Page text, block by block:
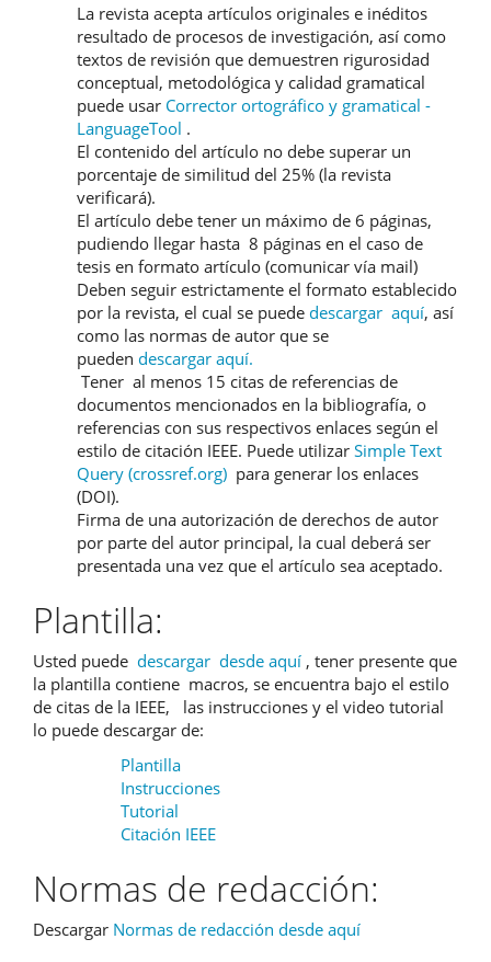
La revista acepta artículos originales e inéditos
resultado de procesos de investigación, así como
textos de revisión que demuestren rigurosidad
conceptual, metodológica y calidad gramatical
puede usar Corrector ortográfico y gramatical -
LanguageTool .
El contenido del artículo no debe superar un
porcentaje de similitud del 25% (la revista
verificará).
El artículo debe tener un máximo de 6 páginas,
pudiendo llegar hasta 8 páginas en el caso de
tesis en formato artículo (comunicar vía mail)
Deben seguir estrictamente el formato establecido
por la revista, el cual se puede descargar aquí, así
como las normas de autor que se
pueden descargar aquí.
Tener al menos 15 citas de referencias de
documentos mencionados en la bibliografía, o
referencias con sus respectivos enlaces según el
estilo de citación IEEE. Puede utilizar Simple Text
Query (crossref.org) para generar los enlaces
(DOI).
Firma de una autorización de derechos de autor
por parte del autor principal, la cual deberá ser
presentada una vez que el artículo sea aceptado.
Plantilla:
Usted puede descargar desde aquí , tener presente que
la plantilla contiene macros, se encuentra bajo el estilo
de citas de la IEEE, las instrucciones y el video tutorial
lo puede descargar de:
Plantilla
Instrucciones
Tutorial
Citación IEEE
Normas de redacción:
Descargar Normas de redacción desde aquí